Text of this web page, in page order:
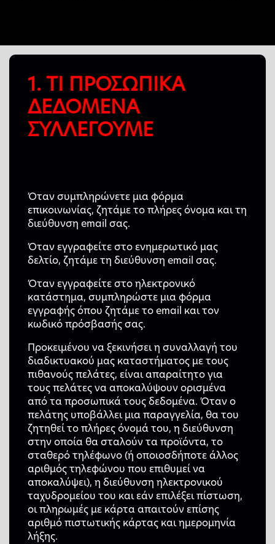
1. ΤΙ ΠΡΟΣΩΠΙΚΑ
ΔΕΔΟΜΕΝΑ
ΣΥΛΛΕΓΟΥΜΕ
Όταν συμπληρώνετε μια φόρμα
επικοινωνίας, ζητάμε το πλήρες όνομα και τη
διεύθυνση email σας.
Όταν εγγραφείτε στο ενημερωτικό μας
δελτίο, ζητάμε τη διεύθυνση email σας.
Όταν εγγραφείτε στο ηλεκτρονικό
κατάστημα, συμπληρώστε μια φόρμα
εγγραφής όπου ζητάμε το email και τον
κωδικό πρόσβασής σας.
Προκειμένου να ξεκινήσει η συναλλαγή του
διαδικτυακού μας καταστήματος με τους
πιθανούς πελάτες, είναι απαραίτητο για
τους πελάτες να αποκαλύψουν ορισμένα
από τα προσωπικά τους δεδομένα. Όταν ο
πελάτης υποβάλλει μια παραγγελία, θα του
ζητηθεί το πλήρες όνομά του, η διεύθυνση
στην οποία θα σταλούν τα προϊόντα, το
σταθερό τηλέφωνο (ή οποιοσδήποτε άλλος
αριθμός τηλεφώνου που επιθυμεί να
αποκαλύψει), η διεύθυνση ηλεκτρονικού
ταχυδρομείου του και εάν επιλέξει πίστωση,
οι πληρωμές με κάρτα απαιτούν επίσης
αριθμό πιστωτικής κάρτας και ημερομηνία
λήξης.